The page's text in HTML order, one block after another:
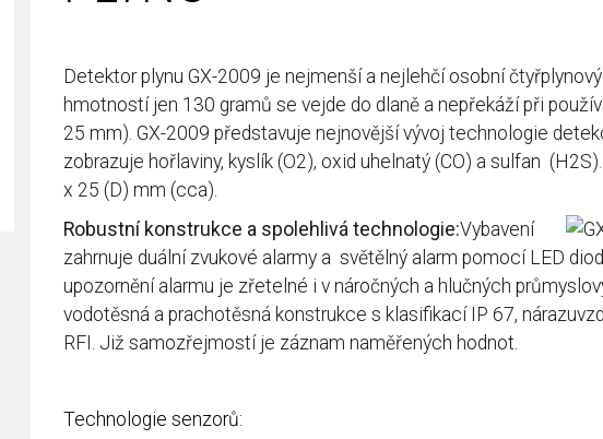
Detektor plynu GX-2009 je nejmenší a nejlehčí osobní
hmotností jen 130 gramů se vejde do dlaně a nepřekáží při
25 mm). GX-2009 představuje nejnovější vývoj technologie
zobrazuje hořlaviny, kyslík (O2), oxid uhelnatý (CO) a sulfan
x 25 (D) mm (cca).
Robustní konstrukce a spolehlivá technologie:Vybavení
zahrnuje duální zvukové alarmy a světělný alarm pomocí LED
upozornění alarmu je zřetelné i v náročných a hlučných
vodotěsná a prachotěsná konstrukce s klasifikací IP 67,
RFI. Již samozřejmostí je záznam naměřených hodnot.
Technologie senzorů: